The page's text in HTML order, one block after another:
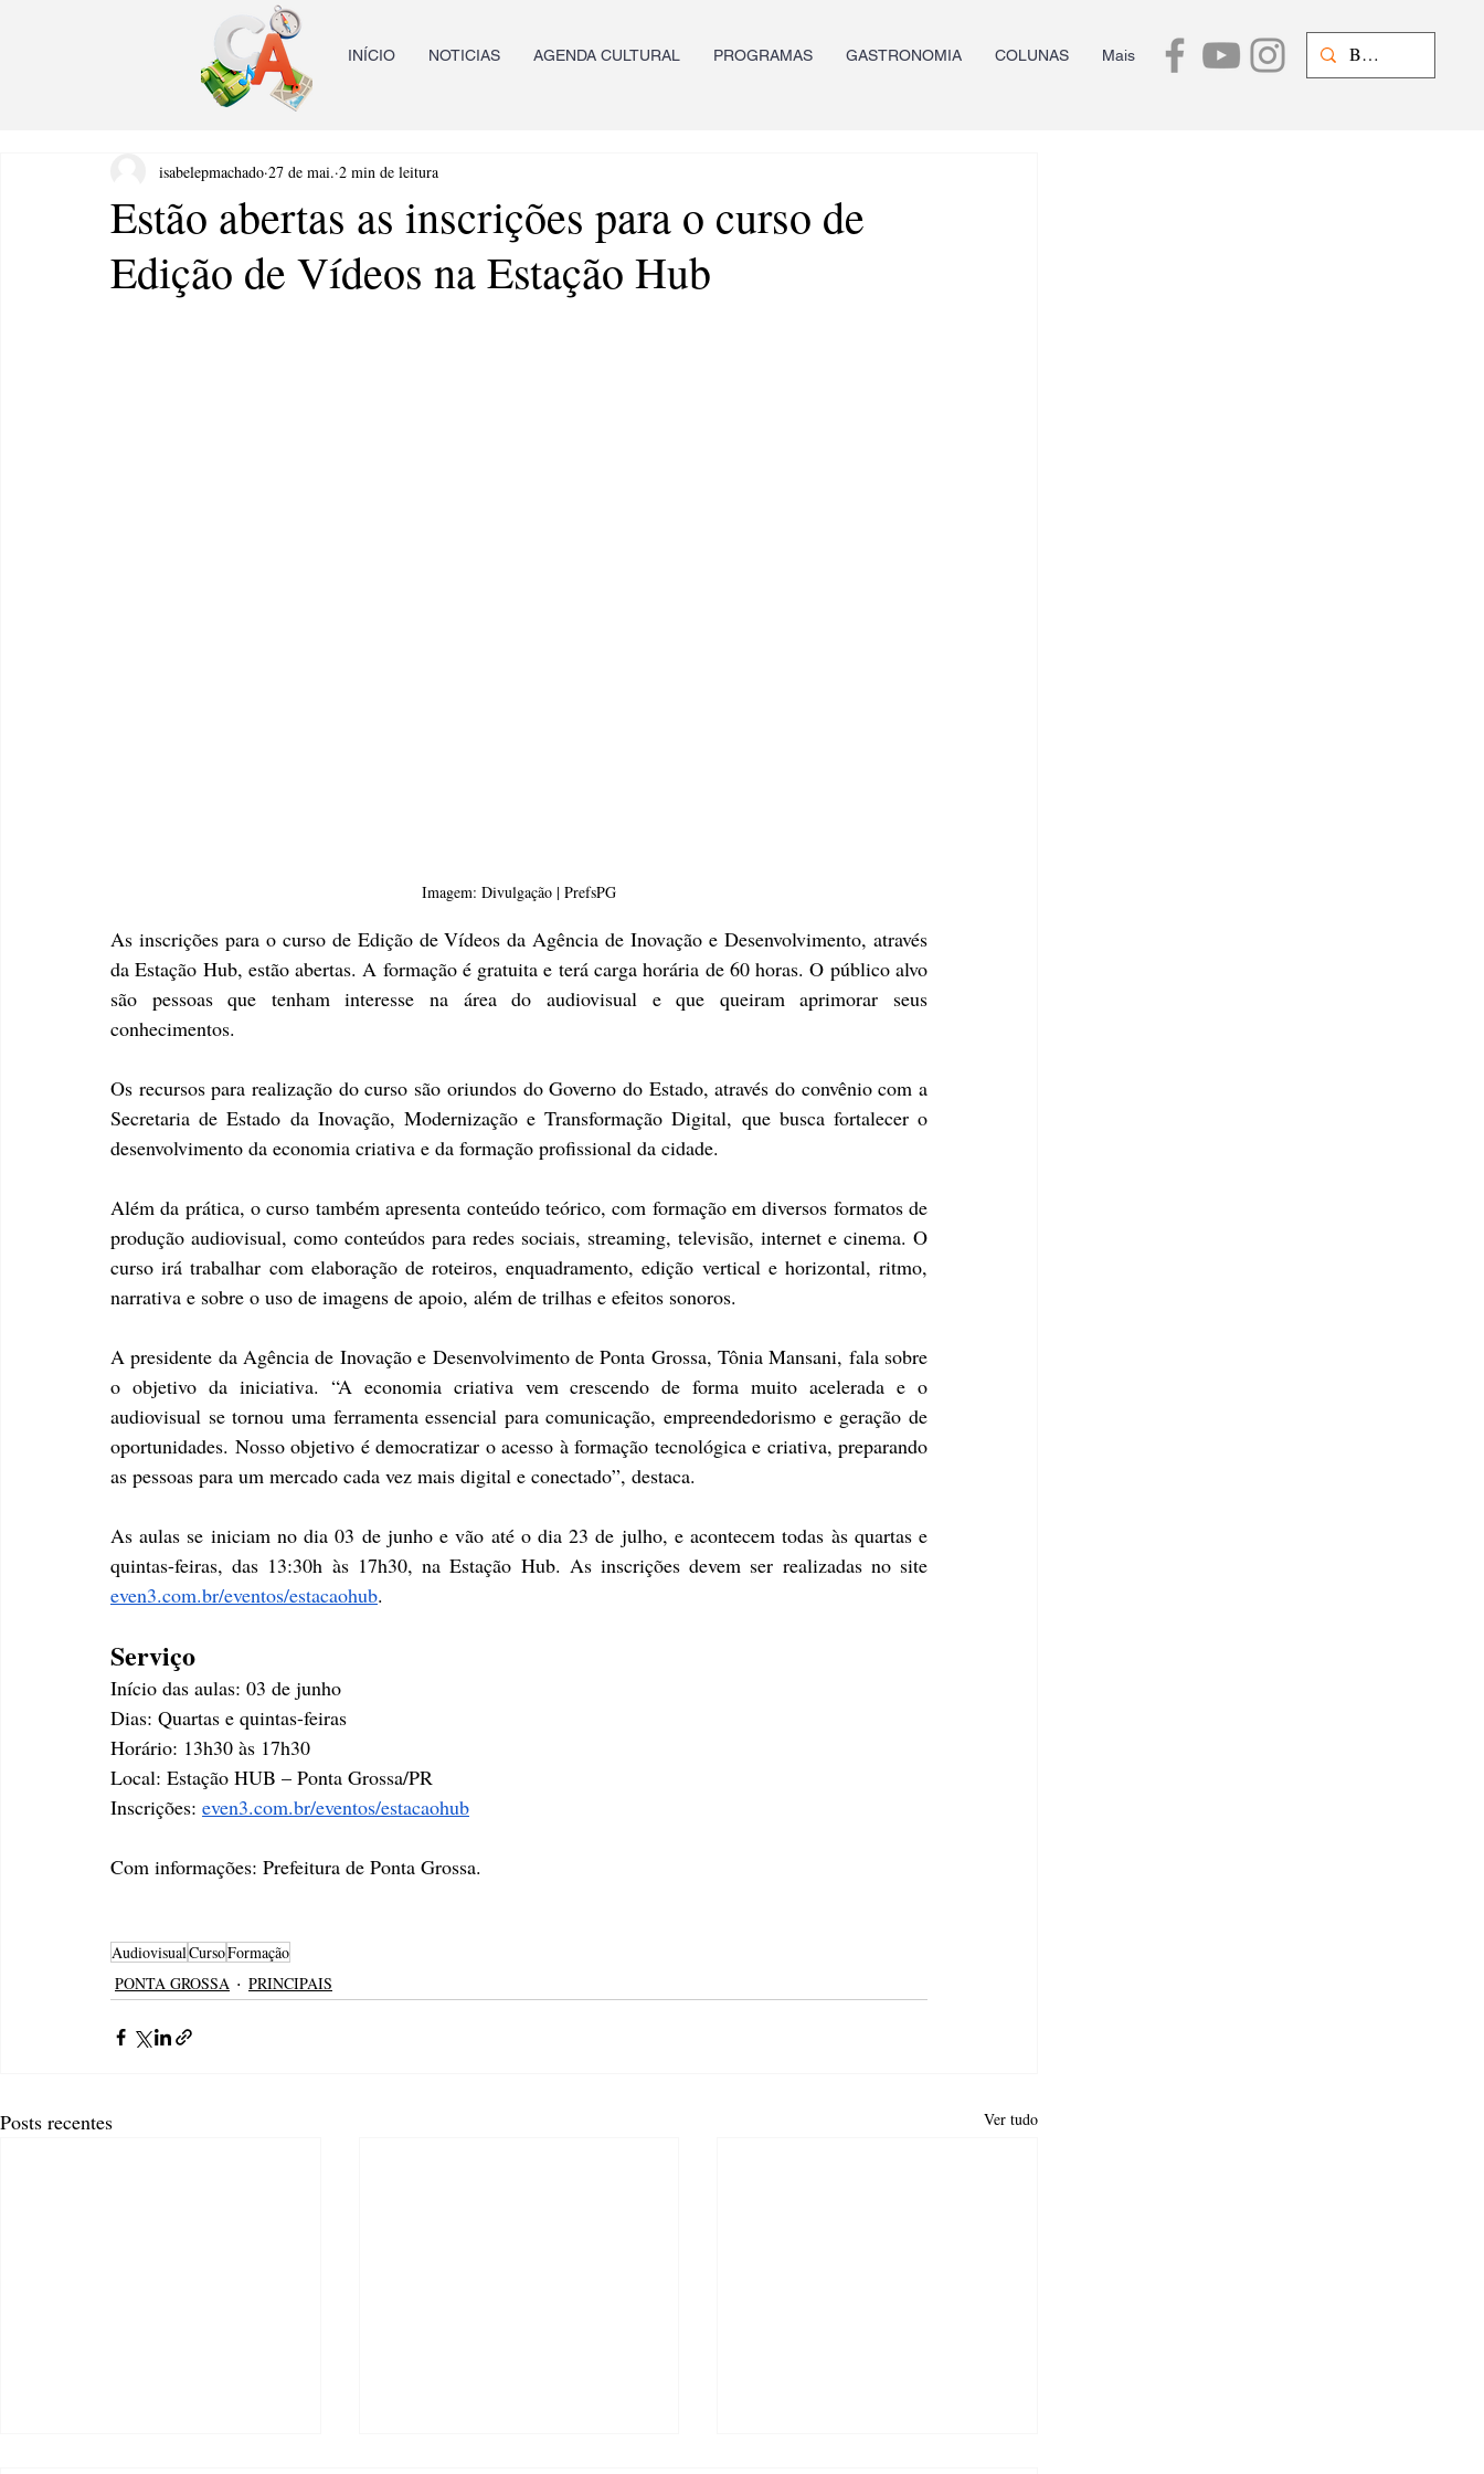
INÍCIO NOTICIAS AGENDA CULTURAL PROGRAMAS GASTRONOMIA COLUNAS Mais
Estão abertas as inscrições para o curso de
Edição de Vídeos na Estação Hub
isabelepmachado 27 de mai. 2 min de leitura
Imagem: Divulgação | PrefsPG
As inscrições para o curso de Edição de Vídeos da Agência de Inovação e Desenvolvimento, através
da Estação Hub, estão abertas. A formação é gratuita e terá carga horária de 60 horas. O público alvo
são pessoas que tenham interesse na área do audiovisual e que queiram aprimorar seus
conhecimentos.
Os recursos para realização do curso são oriundos do Governo do Estado, através do convênio com a
Secretaria de Estado da Inovação, Modernização e Transformação Digital, que busca fortalecer o
desenvolvimento da economia criativa e da formação profissional da cidade.
Além da prática, o curso também apresenta conteúdo teórico, com formação em diversos formatos de
produção audiovisual, como conteúdos para redes sociais, streaming, televisão, internet e cinema. O
curso irá trabalhar com elaboração de roteiros, enquadramento, edição vertical e horizontal, ritmo,
narrativa e sobre o uso de imagens de apoio, além de trilhas e efeitos sonoros.
A presidente da Agência de Inovação e Desenvolvimento de Ponta Grossa, Tônia Mansani, fala sobre
o objetivo da iniciativa. “A economia criativa vem crescendo de forma muito acelerada e o
audiovisual se tornou uma ferramenta essencial para comunicação, empreendedorismo e geração de
oportunidades. Nosso objetivo é democratizar o acesso à formação tecnológica e criativa, preparando
as pessoas para um mercado cada vez mais digital e conectado”, destaca.
As aulas se iniciam no dia 03 de junho e vão até o dia 23 de julho, e acontecem todas às quartas e
even3.com.br/eventos/estacaohub.
Serviço
Início das aulas: 03 de junho
Dias: Quartas e quintas-feiras
Horário: 13h30 às 17h30
Local: Estação HUB – Ponta Grossa/PR
Inscrições: even3.com.br/eventos/estacaohub
Com informações: Prefeitura de Ponta Grossa.
AudiovisualCursoFormação
PONTA GROSSA
PRINCIPAIS
Posts recentes Ver tudo